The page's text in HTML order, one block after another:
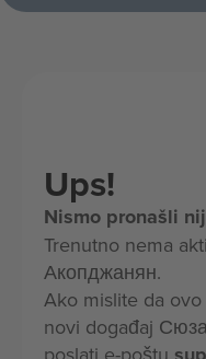
Ups!
Nismo pronašli
Trenutno nema
Акопджанян.
Ako mislite da
novi događaj